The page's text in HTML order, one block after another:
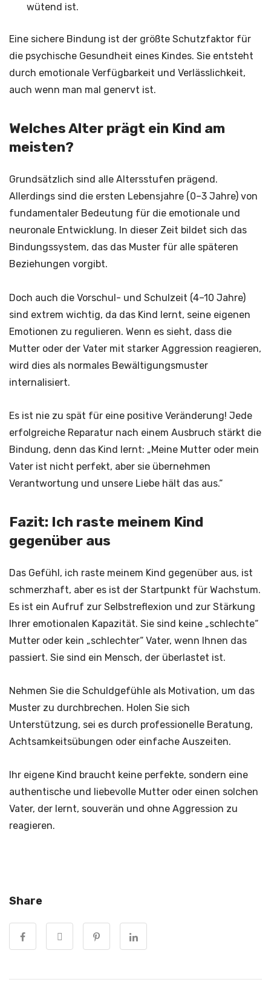
wütend ist.
Eine sichere Bindung ist der größte Schutzfaktor für
die psychische Gesundheit eines Kindes. Sie entsteht
durch emotionale Verfügbarkeit und Verlässlichkeit,
auch wenn man mal genervt ist.
Welches Alter prägt ein Kind am
meisten?
Grundsätzlich sind alle Altersstufen prägend.
Allerdings sind die ersten Lebensjahre (0–3 Jahre) von
fundamentaler Bedeutung für die emotionale und
neuronale Entwicklung. In dieser Zeit bildet sich das
Bindungssystem, das das Muster für alle späteren
Beziehungen vorgibt.
Doch auch die Vorschul- und Schulzeit (4–10 Jahre)
sind extrem wichtig, da das Kind lernt, seine eigenen
Emotionen zu regulieren. Wenn es sieht, dass die
Mutter oder der Vater mit starker Aggression reagieren,
wird dies als normales Bewältigungsmuster
internalisiert.
Es ist nie zu spät für eine positive Veränderung! Jede
erfolgreiche Reparatur nach einem Ausbruch stärkt die
Bindung, denn das Kind lernt: „Meine Mutter oder mein
Vater ist nicht perfekt, aber sie übernehmen
Verantwortung und unsere Liebe hält das aus.“
Fazit: Ich raste meinem Kind
gegenüber aus
Das Gefühl, ich raste meinem Kind gegenüber aus, ist
schmerzhaft, aber es ist der Startpunkt für Wachstum.
Es ist ein Aufruf zur Selbstreflexion und zur Stärkung
Ihrer emotionalen Kapazität. Sie sind keine „schlechte“
Mutter oder kein „schlechter“ Vater, wenn Ihnen das
passiert. Sie sind ein Mensch, der überlastet ist.
Nehmen Sie die Schuldgefühle als Motivation, um das
Muster zu durchbrechen. Holen Sie sich
Unterstützung, sei es durch professionelle Beratung,
Achtsamkeitsübungen oder einfache Auszeiten.
Ihr eigene Kind braucht keine perfekte, sondern eine
authentische und liebevolle Mutter oder einen solchen
Vater, der lernt, souverän und ohne Aggression zu
reagieren.
Share